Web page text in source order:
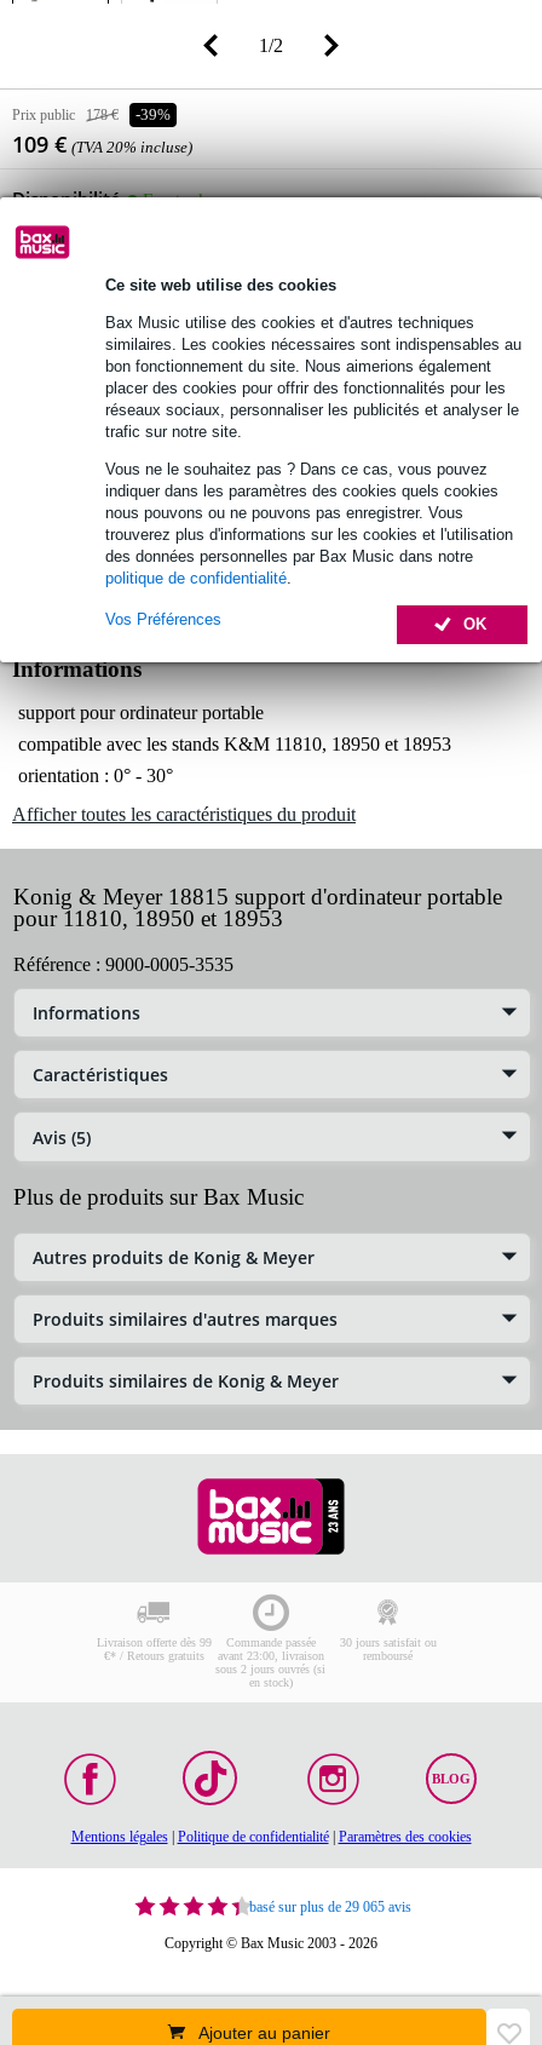
Ce site web utilise des cookies
Bax Music utilise des cookies et d'autres techniques
similaires. Les cookies nécessaires sont indispensables au
bon fonctionnement du site. Nous aimerions également
placer des cookies pour offrir des fonctionnalités pour les
réseaux sociaux, personnaliser les publicités et analyser le
trafic sur notre site.
Vous ne le souhaitez pas ? Dans ce cas, vous pouvez
indiquer dans les paramètres des cookies quels cookies
nous pouvons ou ne pouvons pas enregistrer. Vous
trouverez plus d'informations sur les cookies et l'utilisation
des données personnelles par Bax Music dans notre
politique de confidentialité.
OK
Vos Préférences
1/2
Prix public 178 € -39%
109 € (TVA 20% incluse)
Disponibilité
En stock
Encore 1 article en stock dans notre entrepôt
Commande immédiate = livraison mardi (Gratuit)
Retours gratuits
30 jours satisfait ou remboursé
Optez maintenant pour une extension de garantie de 2
ans et profitez de plus d'avantages exclusifs !
5,45 € (frais uniques)
Informations
support pour ordinateur portable
compatible avec les stands K&M 11810, 18950 et 18953
orientation : 0° - 30°
Afficher toutes les caractéristiques du produit
Konig & Meyer 18815 support d'ordinateur portable
pour 11810, 18950 et 18953
Référence : 9000-0005-3535
Informations
Caractéristiques
Avis (5)
Plus de produits sur Bax Music
Autres produits de Konig & Meyer
Produits similaires d'autres marques
Produits similaires de Konig & Meyer
Ajouter au panier
Livraison offerte dès 99
€* / Retours gratuits
Commande passée
avant 23:00, livraison
sous 2 jours ouvrés (si
en stock)
30 jours satisfait ou
remboursé
BLOG
Mentions légales| Politique de confidentialité| Paramètres des cookies
basé sur plus de 29 065 avis
Copyright © Bax Music 2003 - 2026